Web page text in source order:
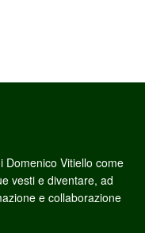
Domenico Vitiello come
vesti e diventare, ad
e collaborazione